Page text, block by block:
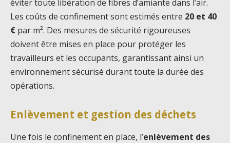
éviter toute libération de fibres d’amiante dans l’air.
Les coûts de confinement sont estimés entre 20 et 40
€ par m². Des mesures de sécurité rigoureuses
doivent être mises en place pour protéger les
travailleurs et les occupants, garantissant ainsi un
environnement sécurisé durant toute la durée des
opérations.
Enlèvement et gestion des déchets
Une fois le confinement en place, l’enlèvement des